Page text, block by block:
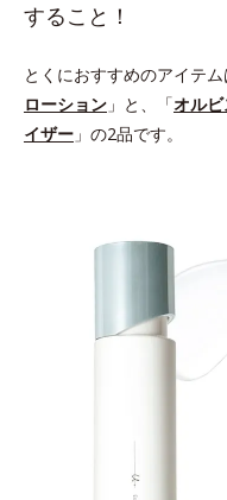
すること！
とくにおすすめのアイテム
ローション 」と、「オル
イザー 」の2品です。